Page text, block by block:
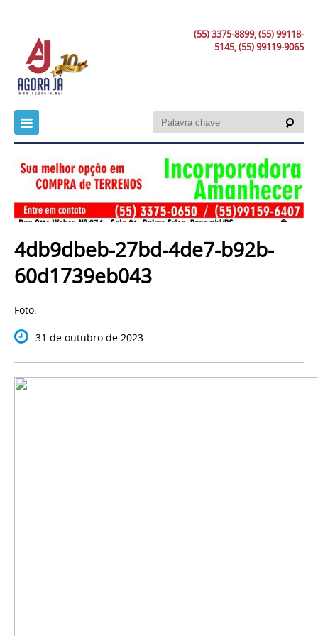
(55) 3375-8899, (55) 99118-
5145, (55) 99119-9065
4db9dbeb-27bd-4de7-b92b-
60d1739eb043
Foto:
31 de outubro de 2023